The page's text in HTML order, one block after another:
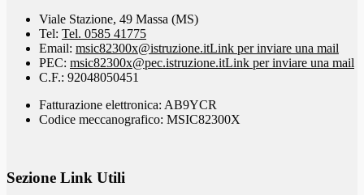
Viale Stazione, 49 Massa (MS)
Tel: Tel. 0585 41775
Email: msic82300x@istruzione.itLink per inviare una mail
PEC: msic82300x@pec.istruzione.itLink per inviare una mail
C.F.: 92048050451
Fatturazione elettronica: AB9YCR
Codice meccanografico: MSIC82300X
Sezione Link Utili